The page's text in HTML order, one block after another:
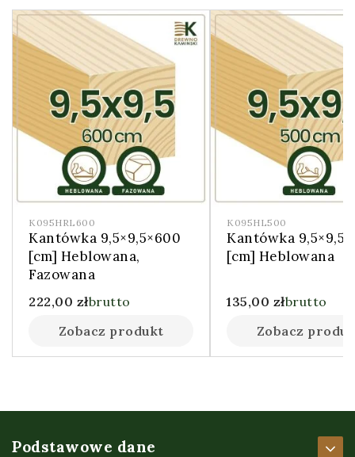
K095HRL600
Kantówka 9,5×9,5×600
[cm] Heblowana,
Fazowana
222,00 złbrutto
Zobacz produkt
K095HL500
Kantówka
[cm] Heblowana
135,00 złbrutto
Zobacz
Podstawowe dane